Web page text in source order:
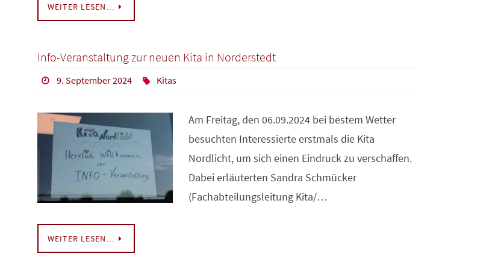
WEITER LESEN…
Info-Veranstaltung zur neuen Kita in Norderstedt
9. September 2024 Kitas
Am Freitag, den 06.09.2024 bei bestem Wetter
besuchten Interessierte erstmals die Kita
Nordlicht, um sich einen Eindruck zu verschaffen.
Dabei erläuterten Sandra Schmücker
(Fachabteilungsleitung Kita/…
WEITER LESEN…